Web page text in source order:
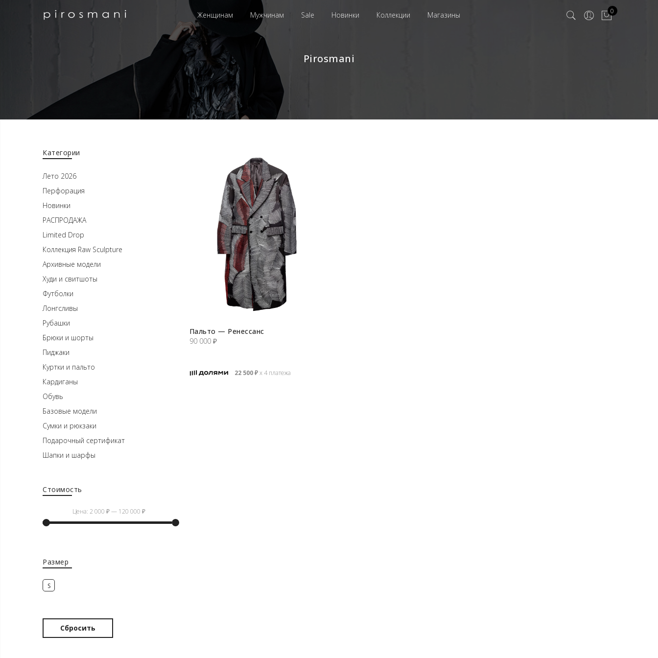
Женщинам Мужчинам Sale Новинки Коллекции Магазины 0
Pirosmani
Пальто — Ренессанс
90 000 ₽
22 500₽х 4 платежа
Категории
Лето 2026
Перфорация
Новинки
РАСПРОДАЖА
Limited Drop
Коллекция Raw Sculpture
Архивные модели
Худи и свитшоты
Футболки
Лонгсливы
Рубашки
Брюки и шорты
Пиджаки
Куртки и пальто
Кардиганы
Обувь
Базовые модели
Сумки и рюкзаки
Подарочный сертификат
Шапки и шарфы
Стоимость
Цена:2 000 ₽— 120 000 ₽
Размер
S
Сбросить